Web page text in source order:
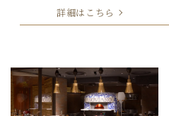
詳細はこちら